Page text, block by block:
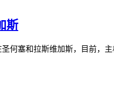
斯
何塞和拉斯维加斯，目前，